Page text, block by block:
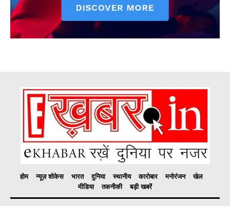
होम न्यूज़ शोकेस भारत दुनिया स्थानीय कारोबार मनोरंजन
खेल
मीडिया
तकनीकी बड़ी खबरें